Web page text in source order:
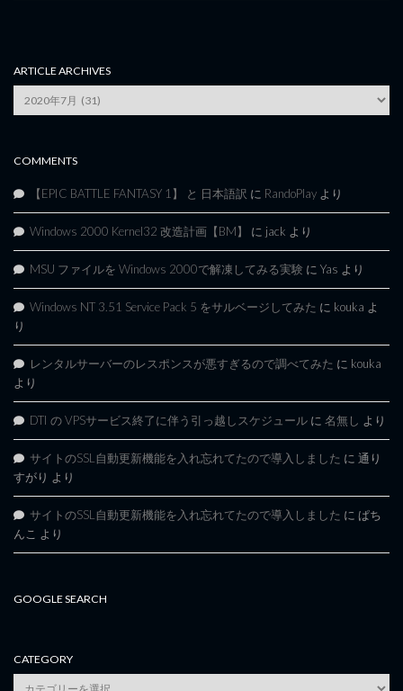
ARTICLE ARCHIVES
Archives
COMMENTS
【EPIC BATTLE FANTASY 1】 と 日本語訳 に RandoPlay より
Windows 2000 Kernel32 改造計画【BM】 に jack より
MSU ファイルを Windows 2000で解凍してみる実験 に Yas より
Windows NT 3.51 Service Pack 5 をサルベージしてみた に kouka よ
り
レンタルサーバーのレスポンスが悪すぎるので調べてみた に kouka
より
DTI の VPSサービス終了に伴う引っ越しスケジュール に 名無し より
サイトのSSL自動更新機能を入れ忘れてたので導入しました に 通り
すがり より
サイトのSSL自動更新機能を入れ忘れてたので導入しました に ぱち
んこ より
GOOGLE SEARCH
CATEGORY
category